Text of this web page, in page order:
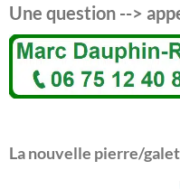
Une question -->
La nouvelle pierre/